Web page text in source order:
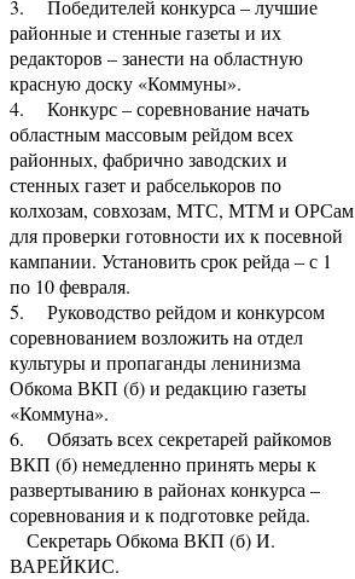
3. Победителей конкурса – лучшие
районные и стенные газеты и их
редакторов – занести на областную
красную доску «Коммуны».
4. Конкурс – соревнование начать
областным массовым рейдом всех
районных, фабрично заводских и
стенных газет и рабселькоров по
колхозам, совхозам, МТС, МТМ и ОРСам
для проверки готовности их к посевной
кампании. Установить срок рейда – с 1
по 10 февраля.
5. Руководство рейдом и конкурсом
соревнованием возложить на отдел
культуры и пропаганды ленинизма
Обкома ВКП (б) и редакцию газеты
«Коммуна».
6. Обязать всех секретарей райкомов
ВКП (б) немедленно принять меры к
развертыванию в районах конкурса –
соревнования и к подготовке рейда.
Секретарь Обкома ВКП (б) И.
ВАРЕЙКИС.